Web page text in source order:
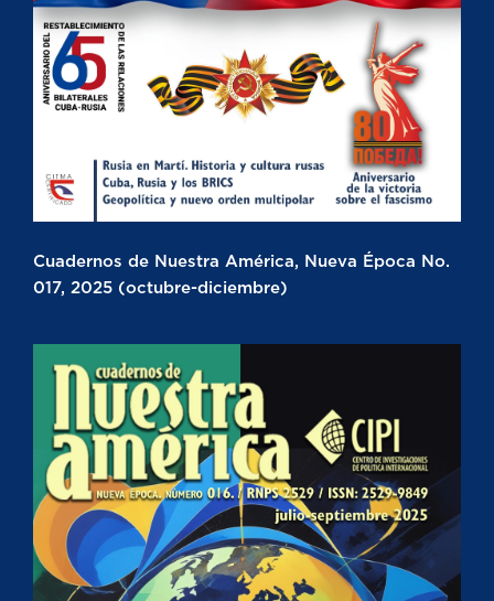
Cuadernos de Nuestra América, Nueva Época No.
017, 2025 (octubre-diciembre)